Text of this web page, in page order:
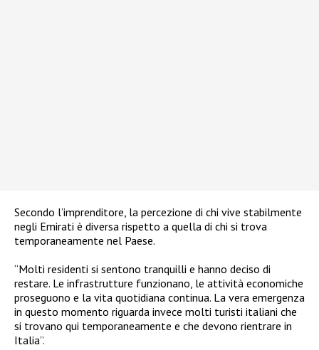
Secondo l’imprenditore, la percezione di chi vive stabilmente
negli Emirati è diversa rispetto a quella di chi si trova
temporaneamente nel Paese.
“Molti residenti si sentono tranquilli e hanno deciso di
restare. Le infrastrutture funzionano, le attività economiche
proseguono e la vita quotidiana continua. La vera emergenza
in questo momento riguarda invece molti turisti italiani che
si trovano qui temporaneamente e che devono rientrare in
Italia”.